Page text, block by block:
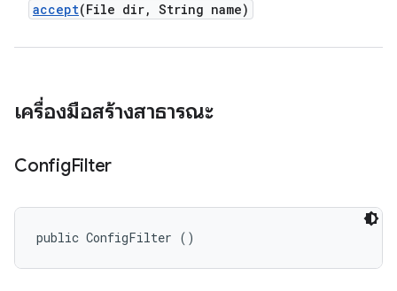
accept(File dir, String name)
เครื่องมือสร้างสาธารณะ
ConfigFilter
public ConfigFilter ()